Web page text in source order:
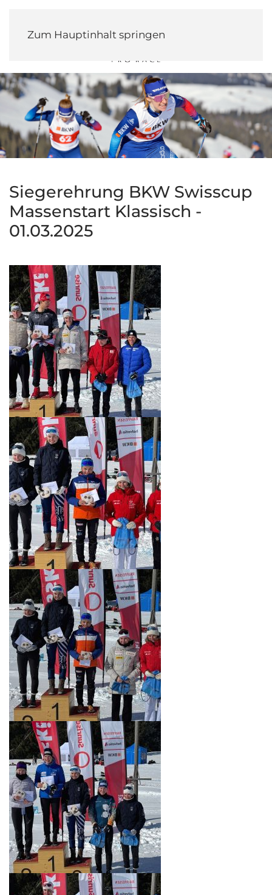
Zum Hauptinhalt springen
Siegerehrung BKW Swisscup
Massenstart Klassisch -
01.03.2025